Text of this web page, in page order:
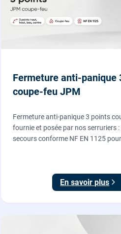
Fermeture anti-panique
coupe-feu JPM
Fermeture anti-panique 3 points
fournie et posée par nos serruriers
secours conforme NF EN 1125
En savoir plus